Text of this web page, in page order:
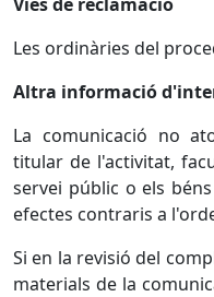
Les ordinàries del
Altra informació
La comunicació no
titular de l'activitat,
servei públic o els
efectes contraris a
Si en la revisió del
materials de la